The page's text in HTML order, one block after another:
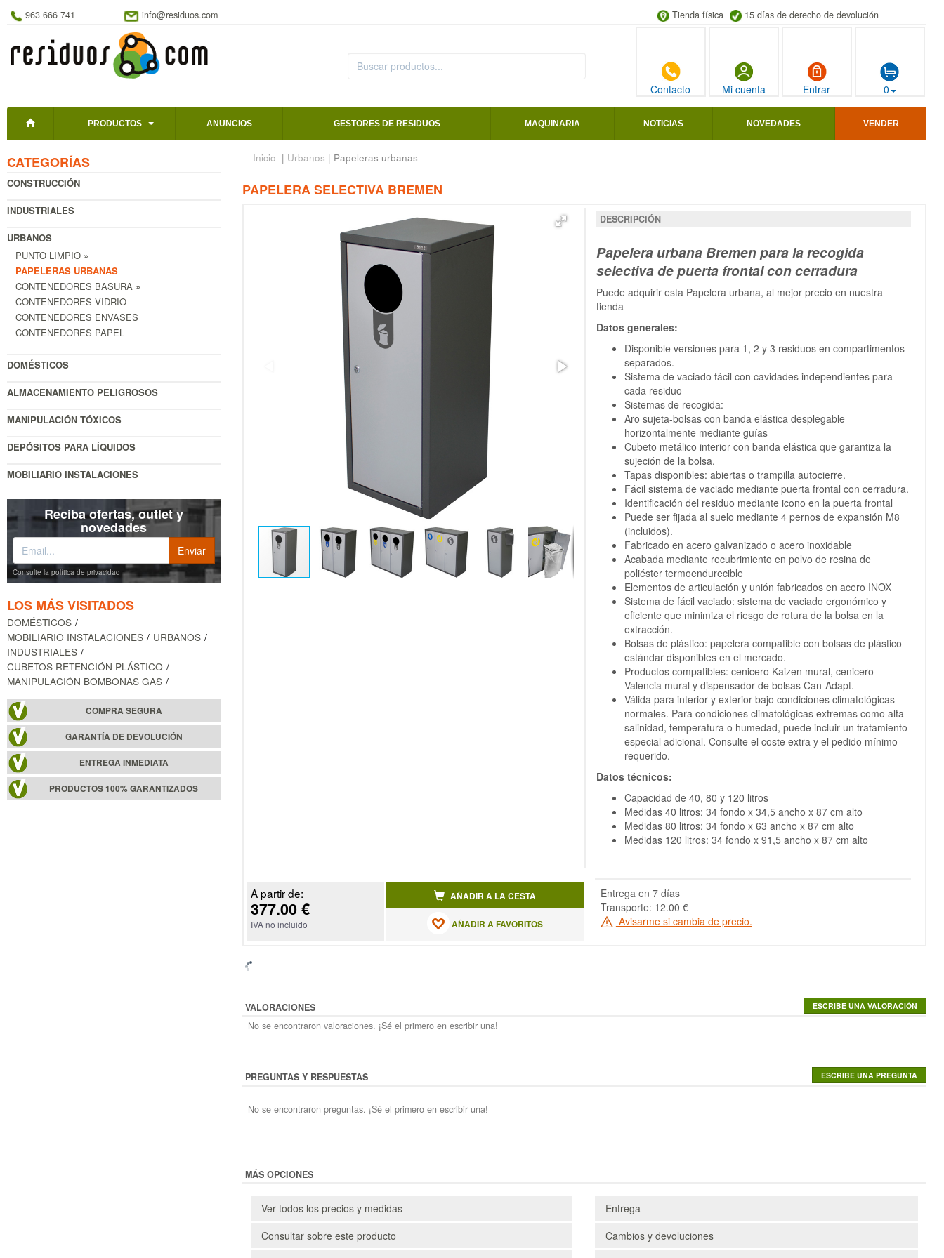
963 666 741 info@residuos.com Tienda física 15 días de derecho de devolución
Contacto Mi cuenta Entrar 0
PRODUCTOS ANUNCIOS GESTORES DE RESIDUOS MAQUINARIA NOTICIAS NOVEDADES VENDER
CATEGORÍAS
CONSTRUCCIÓN
INDUSTRIALES
URBANOS
PUNTO LIMPIO »
PAPELERAS URBANAS
CONTENEDORES BASURA »
CONTENEDORES VIDRIO
CONTENEDORES ENVASES
CONTENEDORES PAPEL
DOMÉSTICOS
ALMACENAMIENTO PELIGROSOS
MANIPULACIÓN TÓXICOS
DEPÓSITOS PARA LÍQUIDOS
MOBILIARIO INSTALACIONES
Reciba ofertas, outlet y
novedades
Consulte la política de privacidad
LOS MÁS VISITADOS
DOMÉSTICOS
MOBILIARIO INSTALACIONES
URBANOS
INDUSTRIALES
CUBETOS RETENCIÓN PLÁSTICO
MANIPULACIÓN BOMBONAS GAS
COMPRA SEGURA
GARANTÍA DE DEVOLUCIÓN
ENTREGA INMEDIATA
PRODUCTOS 100% GARANTIZADOS
Inicio | Urbanos | Papeleras urbanas
PAPELERA SELECTIVA BREMEN
DESCRIPCIÓN
Papelera urbana Bremen para la recogida
selectiva de puerta frontal con cerradura
Puede adquirir esta Papelera urbana, al mejor precio en nuestra
tienda
Datos generales:
Disponible versiones para 1, 2 y 3 residuos en compartimentos
separados.
Sistema de vaciado fácil con cavidades independientes para
cada residuo
Sistemas de recogida:
Aro sujeta-bolsas con banda elástica desplegable
horizontalmente mediante guías
Cubeto metálico interior con banda elástica que garantiza la
sujeción de la bolsa.
Tapas disponibles: abiertas o trampilla autocierre.
Fácil sistema de vaciado mediante puerta frontal con cerradura.
Identificación del residuo mediante icono en la puerta frontal
Puede ser fijada al suelo mediante 4 pernos de expansión M8
(incluidos).
Fabricado en acero galvanizado o acero inoxidable
Acabada mediante recubrimiento en polvo de resina de
poliéster termoendurecible
Elementos de articulación y unión fabricados en acero INOX
Sistema de fácil vaciado: sistema de vaciado ergonómico y
eficiente que minimiza el riesgo de rotura de la bolsa en la
extracción.
Bolsas de plástico: papelera compatible con bolsas de plástico
estándar disponibles en el mercado.
Productos compatibles: cenicero Kaizen mural, cenicero
Valencia mural y dispensador de bolsas Can-Adapt.
Válida para interior y exterior bajo condiciones climatológicas
normales. Para condiciones climatológicas extremas como alta
salinidad, temperatura o humedad, puede incluir un tratamiento
especial adicional. Consulte el coste extra y el pedido mínimo
requerido.
Datos técnicos:
Capacidad de 40, 80 y 120 litros
Medidas 40 litros: 34 fondo x 34,5 ancho x 87 cm alto
Medidas 80 litros: 34 fondo x 63 ancho x 87 cm alto
Medidas 120 litros: 34 fondo x 91,5 ancho x 87 cm alto
A partir de:
377.00 €
IVA no incluido
AÑADIR A LA CESTA
AÑADIR A FAVORITOS
Entrega en 7 días
Transporte: 12.00 €
Avisarme si cambia de precio.
VALORACIONES
No se encontraron valoraciones. ¡Sé el primero en escribir una!
PREGUNTAS Y RESPUESTAS
No se encontraron preguntas. ¡Sé el primero en escribir una!
MÁS OPCIONES
Ver todos los precios y medidas
Consultar sobre este producto
Entrega
Cambios y devoluciones